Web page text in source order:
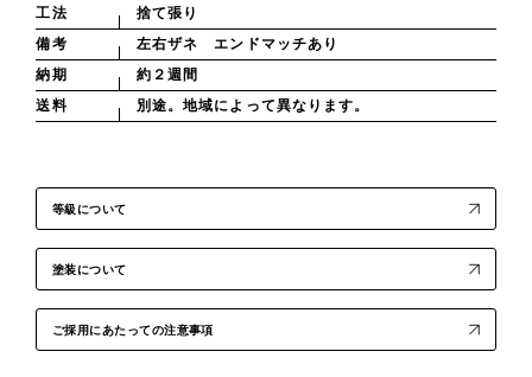
工法
捨て張り
備考
左右ザネ エンドマッチあり
納期
約２週間
送料
別途。地域によって異なります。
等級について
塗装について
ご採用にあたっての注意事項